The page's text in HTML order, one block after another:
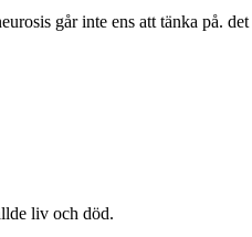
går inte ens att tänka på.
liv och död.